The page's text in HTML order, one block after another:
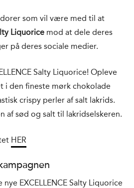
som vil være med til at
Liquorice mod at dele deres
på deres sociale medier.
Salty Liquorice! Opleve
i den fineste mørk chokolade
crispy perler af salt lakrids.
af sød og salt til lakridselskeren.
HER
EXCELLENCE Salty Liquorice